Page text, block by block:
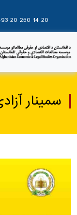
20 250 14 20
سمینار